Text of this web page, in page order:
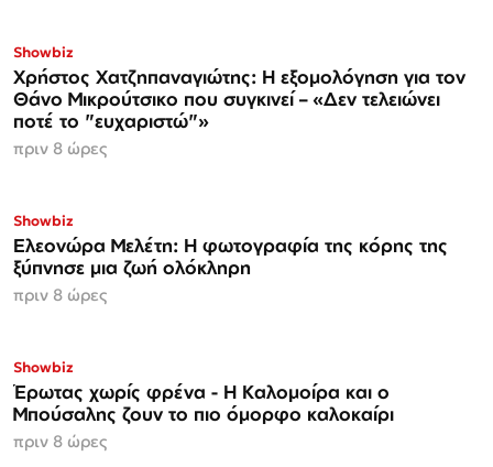
Showbiz
Χρήστος Χατζηπαναγιώτης: Η εξομολόγηση για τον
Θάνο Μικρούτσικο που συγκινεί – «Δεν τελειώνει
ποτέ το "ευχαριστώ"»
πριν 8 ώρες
Showbiz
Ελεονώρα Μελέτη: Η φωτογραφία της κόρης της
ξύπνησε μια ζωή ολόκληρη
πριν 8 ώρες
Showbiz
Έρωτας χωρίς φρένα - Η Καλομοίρα και ο
Μπούσαλης ζουν το πιο όμορφο καλοκαίρι
πριν 8 ώρες